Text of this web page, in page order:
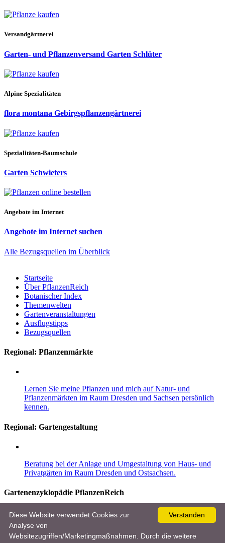
Versandgärtnerei
Garten- und Pflanzenversand Garten Schlüter
Alpine Spezialitäten
flora montana Gebirgspflanzengärtnerei
Spezialitäten-Baumschule
Garten Schwieters
Angebote im Internet
Angebote im Internet suchen
Alle Bezugsquellen im Überblick
Startseite
Über PflanzenReich
Botanischer Index
Themenwelten
Gartenveranstaltungen
Ausflugstipps
Bezugsquellen
Regional: Pflanzenmärkte
Lernen Sie meine Pflanzen und mich auf Natur- und
Pflanzenmärkten im Raum Dresden und Sachsen persönlich
kennen.
Regional: Gartengestaltung
Beratung bei der Anlage und Umgestaltung von Haus- und
Privatgärten im Raum Dresden und Ostsachsen.
Gartenenzyklopädie PflanzenReich
Entdecken Sie im Gartenlexikon mehr als 8.000 Pflanzen, 10.000
Bilder und viele nützliche und wertvolle Garten- und Pflegetipps für
Einsteiger und Gartenprofis.
Verstanden
Diese Website verwendet Cookies zur
Analyse von
Websitezugriffen/Marketingmaßnahmen. Durch die weitere